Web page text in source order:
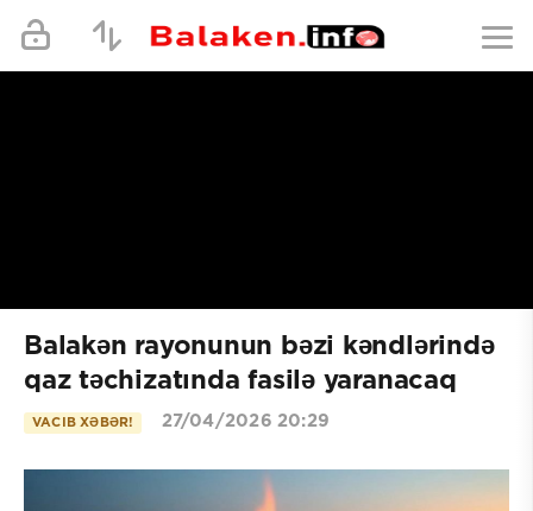
Balakən rayonunun bəzi kəndlərində
qaz təchizatında fasilə yaranacaq
VACIB XƏBƏR! 27/04/2026 20:29